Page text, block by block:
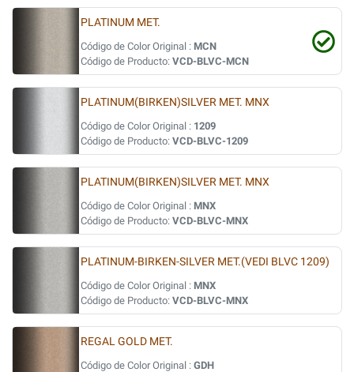
PLATINUM MET.
Código de Color Original : MCN
Código de Producto: VCD-BLVC-MCN
PLATINUM(BIRKEN)SILVER MET. MNX
Código de Color Original : 1209
Código de Producto: VCD-BLVC-1209
PLATINUM(BIRKEN)SILVER MET. MNX
Código de Color Original : MNX
Código de Producto: VCD-BLVC-MNX
PLATINUM-BIRKEN-SILVER MET.(VEDI BLVC 1209)
Código de Color Original : MNX
Código de Producto: VCD-BLVC-MNX
REGAL GOLD MET.
Código de Color Original : GDH